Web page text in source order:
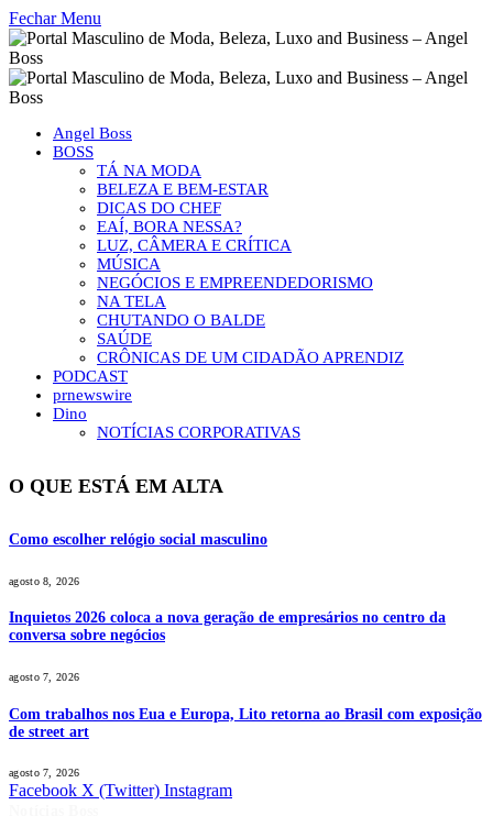
Fechar Menu
Angel Boss
BOSS
TÁ NA MODA
BELEZA E BEM-ESTAR
DICAS DO CHEF
EAÍ, BORA NESSA?
LUZ, CÂMERA E CRÍTICA
MÚSICA
NEGÓCIOS E EMPREENDEDORISMO
NA TELA
CHUTANDO O BALDE
SAÚDE
CRÔNICAS DE UM CIDADÃO APRENDIZ
PODCAST
prnewswire
Dino
NOTÍCIAS CORPORATIVAS
O QUE ESTÁ EM ALTA
Como escolher relógio social masculino
agosto 8, 2026
Inquietos 2026 coloca a nova geração de empresários no centro da
conversa sobre negócios
agosto 7, 2026
Com trabalhos nos Eua e Europa, Lito retorna ao Brasil com exposição
de street art
agosto 7, 2026
Facebook X (Twitter) Instagram